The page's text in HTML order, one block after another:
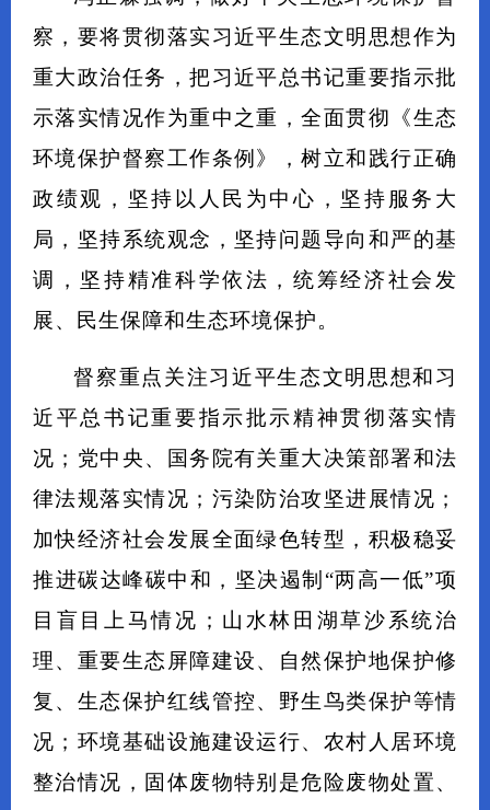
察，要将贯彻落实习近平生态文明思想作为
重大政治任务，把习近平总书记重要指示批
示落实情况作为重中之重，全面贯彻《生态
环境保护督察工作条例》，树立和践行正确
政绩观，坚持以人民为中心，坚持服务大
局，坚持系统观念，坚持问题导向和严的基
调，坚持精准科学依法，统筹经济社会发
展、民生保障和生态环境保护。
督察重点关注习近平生态文明思想和习
近平总书记重要指示批示精神贯彻落实情
况；党中央、国务院有关重大决策部署和法
律法规落实情况；污染防治攻坚进展情况；
加快经济社会发展全面绿色转型，积极稳妥
推进碳达峰碳中和，坚决遏制“两高一低”项
目盲目上马情况；山水林田湖草沙系统治
理、重要生态屏障建设、自然保护地保护修
复、生态保护红线管控、野生鸟类保护等情
况；环境基础设施建设运行、农村人居环境
整治情况，固体废物特别是危险废物处置、